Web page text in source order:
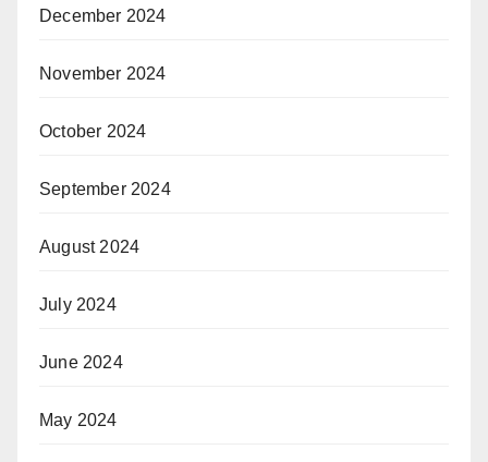
December 2024
November 2024
October 2024
September 2024
August 2024
July 2024
June 2024
May 2024